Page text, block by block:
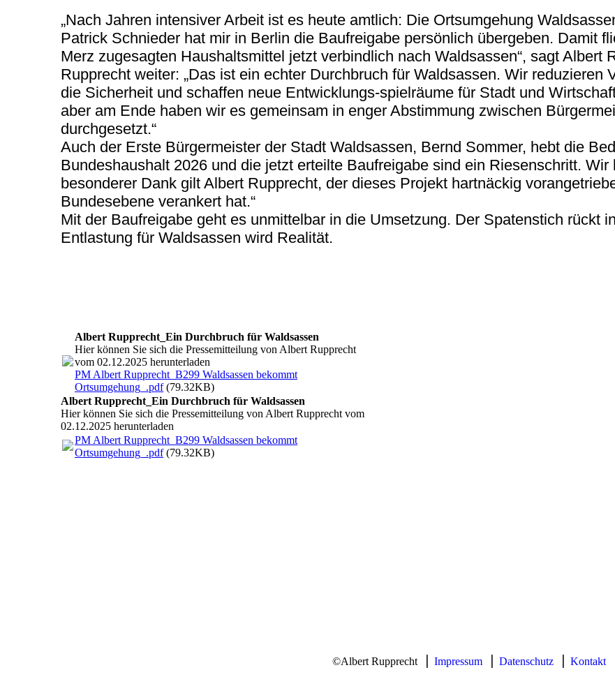
„Nach Jahren intensiver Arbeit ist es heute amtlich: Die Ortsumgehung
Patrick Schnieder hat mir in Berlin die Baufreigabe persönlich übergeben. Damit
Merz zugesagten Haushaltsmittel jetzt verbindlich nach Waldsassen“, sagt Albert
Rupprecht weiter: „Das ist ein echter Durchbruch für Waldsassen. Wir reduzieren
die Sicherheit und schaffen neue Entwicklungs-spielräume für Stadt und
aber am Ende haben wir es gemeinsam in enger Abstimmung zwischen
durchgesetzt.“
Auch der Erste Bürgermeister der Stadt Waldsassen, Bernd Sommer, hebt die
Bundeshaushalt 2026 und die jetzt erteilte Baufreigabe sind ein Riesenschritt.
besonderer Dank gilt Albert Rupprecht, der dieses Projekt hartnäckig
Bundesebene verankert hat.“
Mit der Baufreigabe geht es unmittelbar in die Umsetzung. Der Spatenstich rückt
Entlastung für Waldsassen wird Realität.
Albert Rupprecht_Ein Durchbruch für Waldsassen
Hier können Sie sich die Pressemitteilung von Albert Rupprecht
vom 02.12.2025 herunterladen
PM Albert Rupprecht_B299 Waldsassen bekommt
Ortsumgehung_.pdf(79.32KB)
Albert Rupprecht_Ein Durchbruch für Waldsassen
Hier können Sie sich die Pressemitteilung von Albert Rupprecht vom
02.12.2025 herunterladen
PM Albert Rupprecht_B299 Waldsassen bekommt
Ortsumgehung_.pdf(79.32KB)
©Albert Rupprecht ⎥ Impressum Datenschutz Kontakt